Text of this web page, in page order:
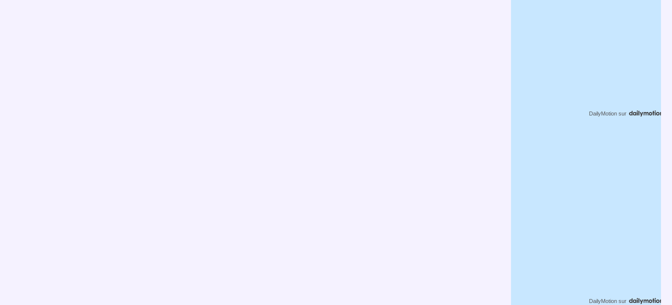
DailyMotion sur
DailyMotion sur